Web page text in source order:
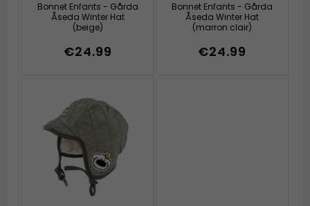
Bonnet Enfants - Gårda
Åseda Winter Hat
(beige)
€24.99
Bonnet Enfants - Gårda
Åseda Winter Hat
(marron clair)
€24.99